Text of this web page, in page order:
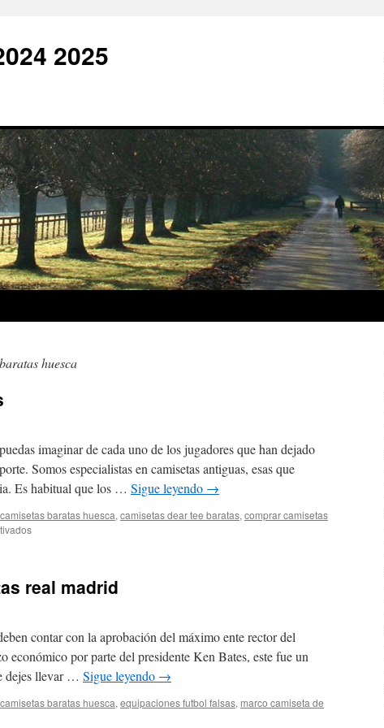
2025
huesca
imaginar de cada uno de los jugadores que han dejado
Somos especialistas en camisetas antiguas, esas que
Es habitual que los … Sigue leyendo →
camisetas baratas huesca, camisetas dear tee baratas, comprar camisetas
en
real madrid
contar con la aprobación del máximo ente rector del
económico por parte del presidente Ken Bates, este fue un
dejes llevar … Sigue leyendo →
camisetas baratas huesca, equipaciones futbol falsas, marco camiseta de